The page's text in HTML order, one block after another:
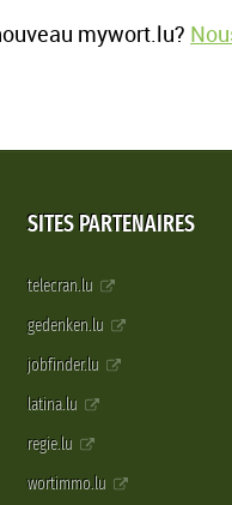
mywort.lu?
SITES PARTENAIRES
telecran.lu
gedenken.lu
jobfinder.lu
latina.lu
regie.lu
wortimmo.lu